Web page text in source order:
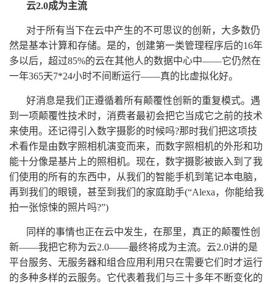
云2.0成为主流
对于所有当下在云中产生的不可思议的创新，大多数仍
然是基本计算和存储。是的，创建第一类管理程序后的16年
多以后，超过85%的云在其他人的数据中心中——它仍然在
一年365天7*24小时不间断运行——真的比虚拟化好。
好消息是我们正遵循着所有颠覆性创新的重复模式。遇
到一项颠覆性技术时，消费者最初会把它当成它之前的技术
来使用。还记得引入数字摄影的时候吗?那时我们把这项技
术看作是由数字照相机演变而来，而数字照相机的外形和功
能十分像是基片上的照相机。现在，数字摄影被嵌入到了我
们使用的所有的东西中，从我们的智能手机到笔记本电脑，
再到我们的眼镜，甚至到我们的家庭助手(“Alexa，你能给我
拍一张惊悚的照片吗?”)
同样的事情也正在云中发生，在那里，真正的颠覆性创
新——我把它称为云2.0——最终将成为主流。云2.0讲的是
平台服务、无服务器和组合应用利用只在需要它们时才运行
的多种多样的云服务。它代表着我们与三十多年不断变化的